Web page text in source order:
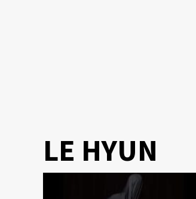
LE HYUN